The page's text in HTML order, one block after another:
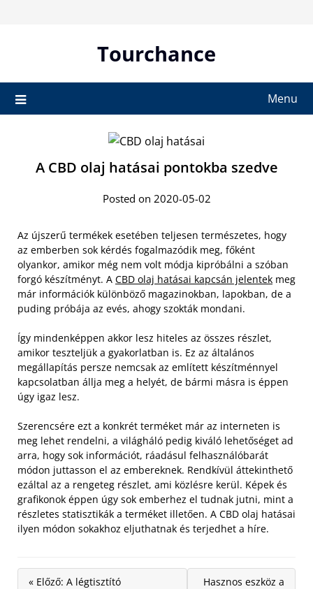
Tourchance
Menu
A CBD olaj hatásai pontokba szedve
Posted on 2020-05-02
Az újszerű termékek esetében teljesen természetes, hogy
az emberben sok kérdés fogalmazódik meg, főként
olyankor, amikor még nem volt módja kipróbálni a szóban
forgó készítményt. A CBD olaj hatásai kapcsán jelentek meg
már információk különböző magazinokban, lapokban, de a
puding próbája az evés, ahogy szokták mondani.
Így mindenképpen akkor lesz hiteles az összes részlet,
amikor teszteljük a gyakorlatban is. Ez az általános
megállapítás persze nemcsak az említett készítménnyel
kapcsolatban állja meg a helyét, de bármi másra is éppen
úgy igaz lesz.
Szerencsére ezt a konkrét terméket már az interneten is
meg lehet rendelni, a világháló pedig kiváló lehetőséget ad
arra, hogy sok információt, ráadásul felhasználóbarát
módon juttasson el az embereknek. Rendkívül áttekinthető
ezáltal az a rengeteg részlet, ami közlésre kerül. Képek és
grafikonok éppen úgy sok emberhez el tudnak jutni, mint a
részletes statisztikák a terméket illetően. A CBD olaj hatásai
ilyen módon sokakhoz eljuthatnak és terjedhet a híre.
« Előző: A légtisztító
Hasznos eszköz a